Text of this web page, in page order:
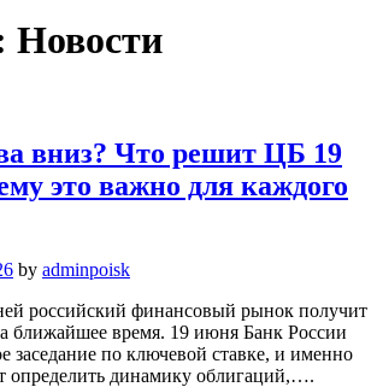
Новости
вниз? Что решит ЦБ 19
это важно для каждого
by adminpoisk
российский финансовый рынок получит
ближайшее время. 19 июня Банк России
заседание по ключевой ставке, и именно
определить динамику облигаций,….